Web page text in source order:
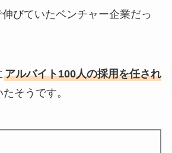
びていたベンチャー企業だっ
アルバイト100人の採用を任され
そうです。